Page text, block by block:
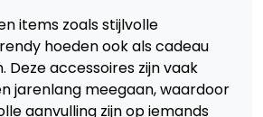
items zoals stijlvolle
hoeden ook als cadeau
Deze accessoires zijn vaak
jarenlang meegaan, waardoor
aanvulling zijn op iemands